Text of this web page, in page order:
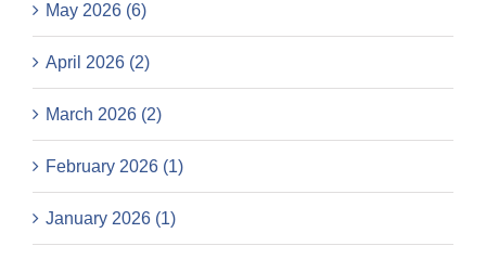
May 2026 (6)
April 2026 (2)
March 2026 (2)
February 2026 (1)
January 2026 (1)